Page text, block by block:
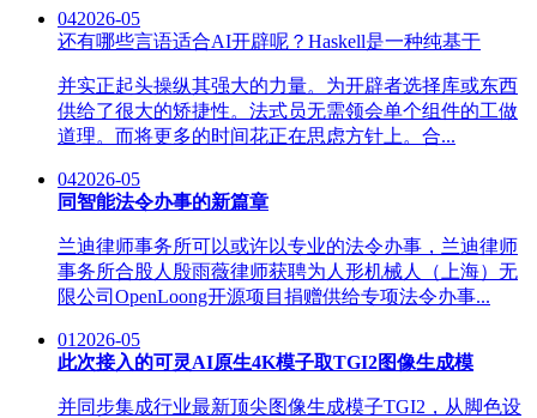
042026-05
还有哪些言语适合AI开辟呢？Haskell是一种纯基于
并实正起头操纵其强大的力量。为开辟者选择库或东西
供给了很大的矫捷性。法式员无需领会单个组件的工做
道理。而将更多的时间花正在思虑方针上。合...
042026-05
同智能法令办事的新篇章
兰迪律师事务所可以或许以专业的法令办事，兰迪律师
事务所合股人殷雨薇律师获聘为人形机械人（上海）无
限公司OpenLoong开源项目捐赠供给专项法令办事...
01 2026-05
此次接入的可灵AI原生4K模子取TGI2图像生成模
并同步集成行业最新顶尖图像生成模子TGI2，从脚色设